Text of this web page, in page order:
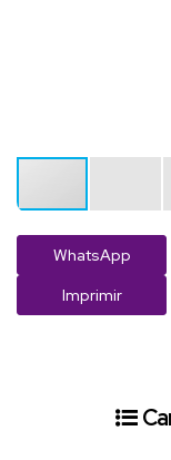
WhatsApp
Imprimir